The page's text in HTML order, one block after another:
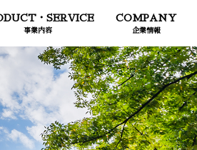
・SERVICE
事業内容
COMPANY
企業情報